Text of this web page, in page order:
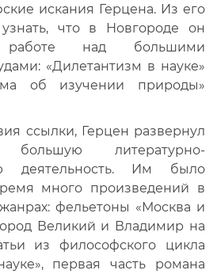
искания Герцена. Из его
что в Новгороде он
над большими
«Дилетантизм в науке»
об изучении природы»
ссылки, Герцен развернул
литературно-
деятельность. Им было
много произведений в
фельетоны «Москва и
Великий и Владимир на
из философского цикла
первая часть романа